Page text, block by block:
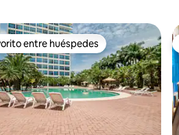
entre huéspedes preferido
entre huéspedes